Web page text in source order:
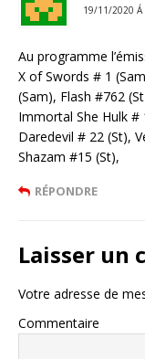
19/11/2020 Á
Au programme
X of Swords # 1
(Sam), Flash #762
Immortal She Hulk #
Daredevil # 22 (St),
Shazam #15 (St),
RÉPONDRE
Laisser un
Votre adresse de
Commentaire